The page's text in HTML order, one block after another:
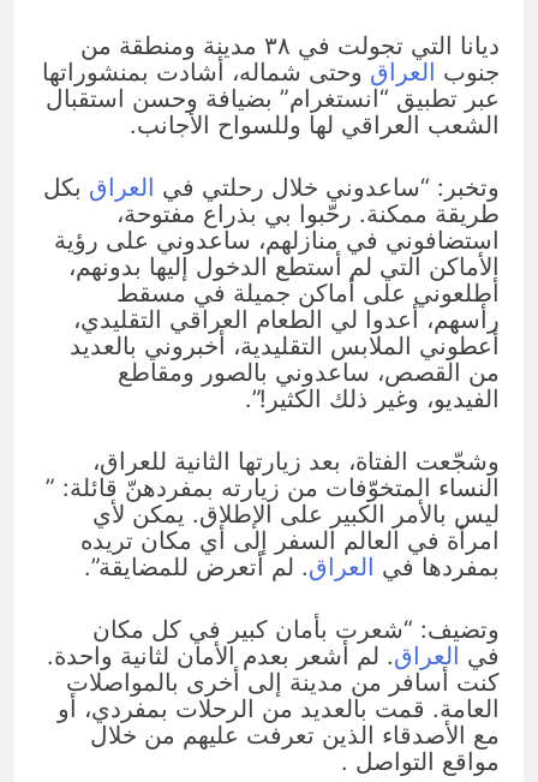
ديانا التي تجولت في ٣٨ مدينة ومنطقة من
جنوب العراق وحتى شماله، أشادت بمنشوراتها
عبر تطبيق “انستغرام” بضيافة وحسن استقبال
الشعب العراقي لها وللسواح الأجانب.
وتخبر: “ساعدوني خلال رحلتي في العراق بكل
طريقة ممكنة. رحّبوا بي بذراع مفتوحة،
استضافوني في منازلهم، ساعدوني على رؤية
الأماكن التي لم أستطع الدخول إليها بدونهم،
أطلعوني على أماكن جميلة في مسقط
رأسهم، أعدوا لي الطعام العراقي التقليدي،
أعطوني الملابس التقليدية، أخبروني بالعديد
من القصص، ساعدوني بالصور ومقاطع
الفيديو، وغير ذلك الكثير!”.
وشجّعت الفتاة، بعد زيارتها الثانية للعراق،
النساء المتخوّفات من زيارته بمفردهنّ قائلة: ”
ليس بالأمر الكبير على الإطلاق. يمكن لأي
امرأة في العالم السفر إلى أي مكان تريده
بمفردها في العراق. لم أتعرض للمضايقة”.
وتضيف: “شعرت بأمان كبير في كل مكان
في العراق. لم أشعر بعدم الأمان لثانية واحدة.
كنت أسافر من مدينة إلى أخرى بالمواصلات
العامة. قمت بالعديد من الرحلات بمفردي، أو
مع الأصدقاء الذين تعرفت عليهم من خلال
مواقع التواصل .